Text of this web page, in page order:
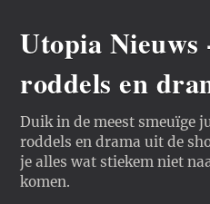
Utopia Nieuws
roddels en
Duik in de meest smeuïge
roddels en drama uit de
je alles wat stiekem niet
komen.